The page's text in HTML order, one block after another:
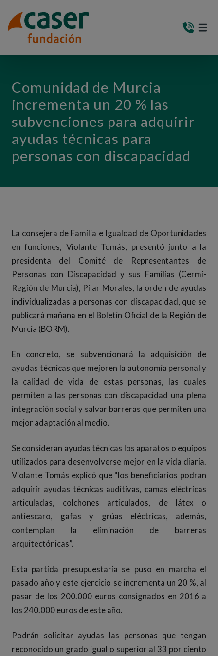
Comunidad de Murcia
incrementa un 20 % las
subvenciones para adquirir
ayudas técnicas para
personas con discapacidad
La consejera de Familia e Igualdad de Oportunidades
en funciones, Violante Tomás, presentó junto a la
presidenta del Comité de Representantes de
Personas con Discapacidad y sus Familias (Cermi-
Región de Murcia), Pilar Morales, la orden de ayudas
individualizadas a personas con discapacidad, que se
publicará mañana en el Boletín Oficial de la Región de
Murcia (BORM).
En concreto, se subvencionará la adquisición de
ayudas técnicas que mejoren la autonomía personal y
la calidad de vida de estas personas, las cuales
permiten a las personas con discapacidad una plena
integración social y salvar barreras que permiten una
mejor adaptación al medio.
Se consideran ayudas técnicas los aparatos o equipos
utilizados para desenvolverse mejor en la vida diaria.
Violante Tomás explicó que “los beneficiarios podrán
adquirir ayudas técnicas auditivas, camas eléctricas
articuladas, colchones articulados, de látex o
antiescaro, gafas y grúas eléctricas, además,
contemplan la eliminación de barreras
arquitectónicas”.
Esta partida presupuestaria se puso en marcha el
pasado año y este ejercicio se incrementa un 20 %, al
pasar de los 200.000 euros consignados en 2016 a
los 240.000 euros de este año.
Podrán solicitar ayudas las personas que tengan
reconocido un grado igual o superior al 33 por ciento